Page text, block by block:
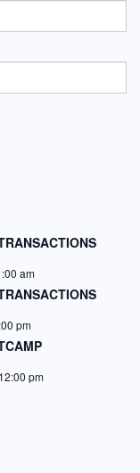
am
pm
pm